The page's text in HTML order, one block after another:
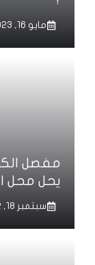
مايو 16, 2023
مفصل
يحل محل
سبتمبر 18, 2022